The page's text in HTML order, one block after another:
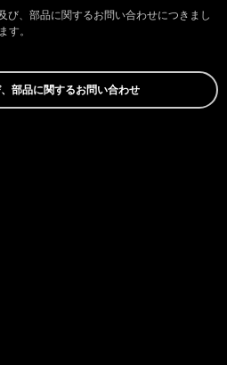
び、部品に関するお問い合わせにつきまし
す。
部品に関するお問い合わせ